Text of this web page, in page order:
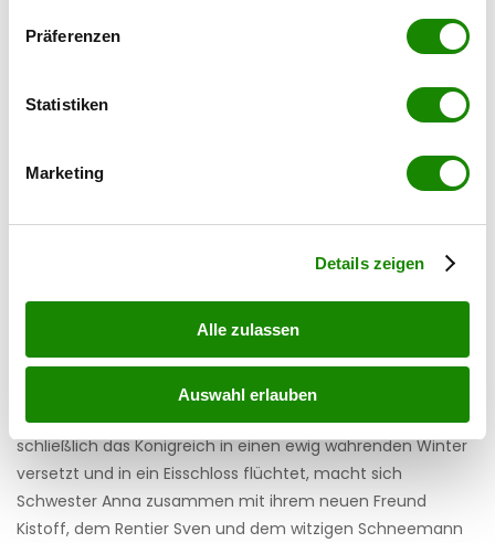
Informationen über Ihre geografische Lage
können
bestimmten Merkmalen (Fingerprinting) identifizieren
Erfahren Sie mehr darüber, wie Ihre persönlichen Daten
Präferenzen
Statistiken
Marketing
Details zeigen
Alle zulassen
Auswahl erlauben
Prinzessin Elsa von Arendelle besitzt außergewöhnliche
Zauberkräfte und ist in der Lage, Eis, Frost sowie Schnee zu
erzeugen. Je mehr sie versucht, ihre Kräfte zu verbergen
und zu kontrollieren, desto größer wird das Unglück: Als sie
schließlich das Königreich in einen ewig währenden Winter
versetzt und in ein Eisschloss flüchtet, macht sich
Schwester Anna zusammen mit ihrem neuen Freund
Kistoff, dem Rentier Sven und dem witzigen Schneemann